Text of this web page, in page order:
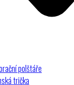
polštáře
trička